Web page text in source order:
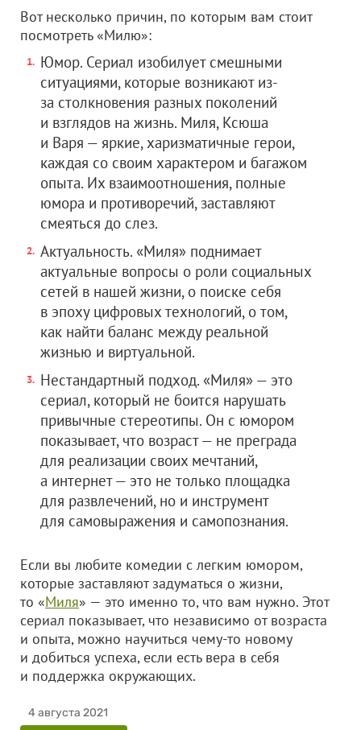
Вот несколько причин, по которым вам стоит
посмотреть «Милю»:
Юмор. Сериал изобилует смешными
ситуациями, которые возникают из-
за столкновения разных поколений
и взглядов на жизнь. Миля, Ксюша
и Варя — яркие, харизматичные герои,
каждая со своим характером и багажом
опыта. Их взаимоотношения, полные
юмора и противоречий, заставляют
смеяться до слез.
Актуальность. «Миля» поднимает
актуальные вопросы о роли социальных
сетей в нашей жизни, о поиске себя
в эпоху цифровых технологий, о том,
как найти баланс между реальной
жизнью и виртуальной.
Нестандартный подход. «Миля» — это
сериал, который не боится нарушать
привычные стереотипы. Он с юмором
показывает, что возраст — не преграда
для реализации своих мечтаний,
а интернет — это не только площадка
для развлечений, но и инструмент
для самовыражения и самопознания.
Если вы любите комедии с легким юмором,
которые заставляют задуматься о жизни,
то «Миля» — это именно то, что вам нужно. Этот
сериал показывает, что независимо от возраста
и опыта, можно научиться чему-то новому
и добиться успеха, если есть вера в себя
и поддержка окружающих.
4 августа 2021